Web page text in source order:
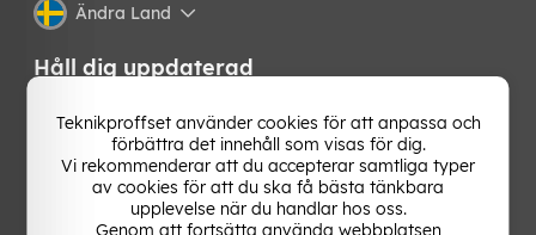
Ändra Land
Håll dig uppdaterad
Få de senaste nyheterna, hetaste erbjudandena och
bästa tipsen från oss direkt i din mejlkorg. Signa upp på
vårt nyhetsbrev!
Teknikproffset använder cookies för att anpassa och
förbättra det innehåll som visas för dig.
Vi rekommenderar att du accepterar samtliga typer
av cookies för att du ska få bästa tänkbara
upplevelse när du handlar hos oss.
Genom att fortsätta använda webbplatsen